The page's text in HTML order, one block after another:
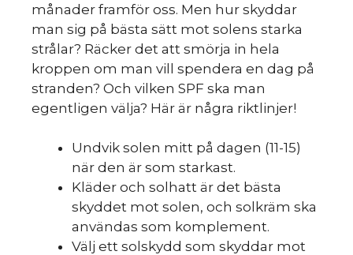
månader framför oss. Men hur skyddar
man sig på bästa sätt mot solens starka
strålar? Räcker det att smörja in hela
kroppen om man vill spendera en dag på
stranden? Och vilken SPF ska man
egentligen välja? Här är några riktlinjer!
Undvik solen mitt på dagen (11-15)
när den är som starkast.
Kläder och solhatt är det bästa
skyddet mot solen, och solkräm ska
användas som komplement.
Välj ett solskydd som skyddar mot